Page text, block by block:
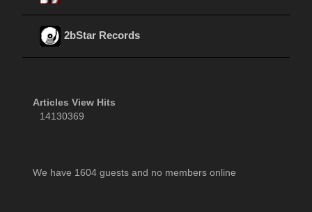
2bStar Records
Articles View Hits
14130369
We have 1604 guests and no members online